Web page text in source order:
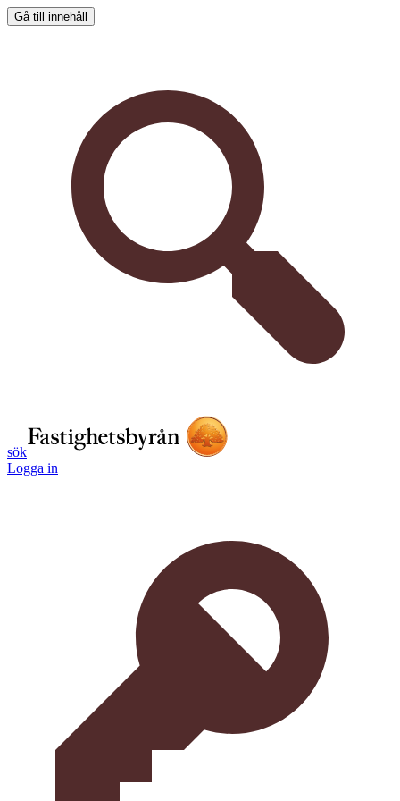
Gå till innehåll
sök
Logga in